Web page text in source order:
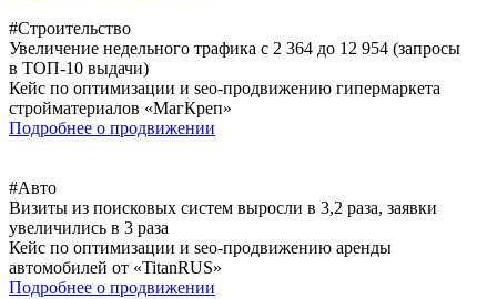
#Строительство
Увеличение недельного трафика с 2 364 до 12 954 (запросы
в ТОП-10 выдачи)
Кейс по оптимизации и seo-продвижению гипермаркета
стройматериалов «МагКреп»
Подробнее о продвижении
#Авто
Визиты из поисковых систем выросли в 3,2 раза, заявки
увеличились в 3 раза
Кейс по оптимизации и seo-продвижению аренды
автомобилей от «TitanRUS»
Подробнее о продвижении